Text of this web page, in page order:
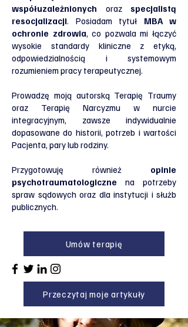
współuzależnionych oraz specjalistą
resocjalizacji. Posiadam tytuł MBA w
ochronie zdrowia, co pozwala mi łączyć
wysokie standardy kliniczne z etyką,
odpowiedzialnością i systemowym
rozumieniem pracy terapeutycznej.
Prowadzę moją autorską Terapię Traumy
oraz Terapię Narcyzmu w nurcie
integracyjnym, zawsze indywidualnie
dopasowane do historii, potrzeb i wartości
Pacjenta, pary lub rodziny.
Przygotowuję również opinie
psychotraumatologiczne na potrzeby
spraw sądowych oraz dla instytucji i służb
publicznych.
Umów terapię
Przeczytaj moje artykuły